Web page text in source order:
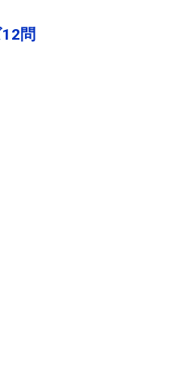
問